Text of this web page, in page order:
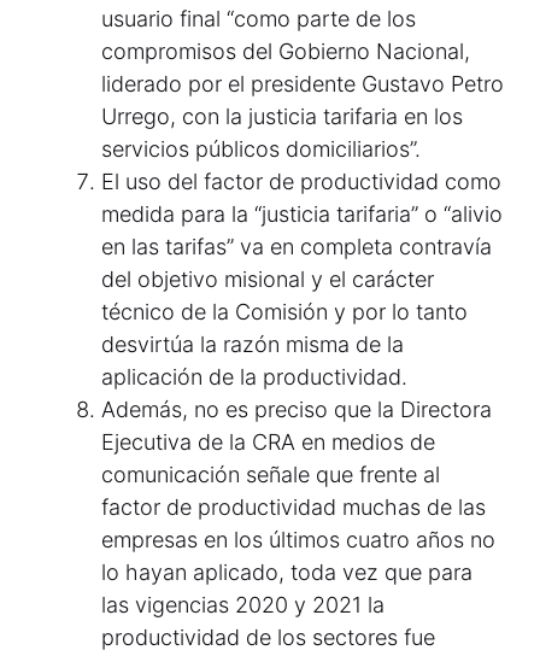
usuario final “como parte de los
compromisos del Gobierno Nacional,
liderado por el presidente Gustavo Petro
Urrego, con la justicia tarifaria en los
servicios públicos domiciliarios”.
El uso del factor de productividad como
medida para la “justicia tarifaria” o “alivio
en las tarifas” va en completa contravía
del objetivo misional y el carácter
técnico de la Comisión y por lo tanto
desvirtúa la razón misma de la
aplicación de la productividad.
Además, no es preciso que la Directora
Ejecutiva de la CRA en medios de
comunicación señale que frente al
factor de productividad muchas de las
empresas en los últimos cuatro años no
lo hayan aplicado, toda vez que para
las vigencias 2020 y 2021 la
productividad de los sectores fue